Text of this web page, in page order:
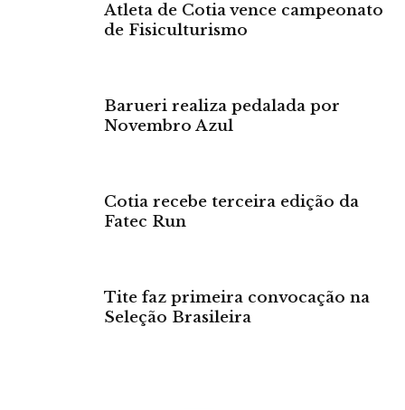
Atleta de Cotia vence campeonato
de Fisiculturismo
Barueri realiza pedalada por
Novembro Azul
Cotia recebe terceira edição da
Fatec Run
Tite faz primeira convocação na
Seleção Brasileira